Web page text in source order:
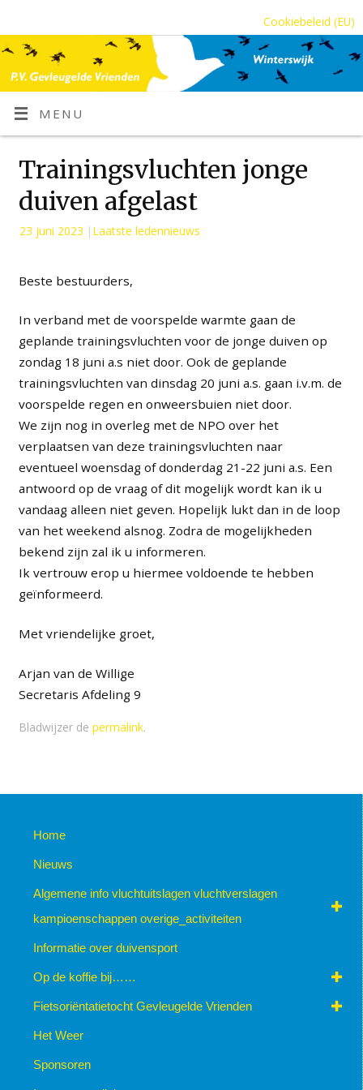
Cookiebeleid (EU)
MENU
Trainingsvluchten jonge
duiven afgelast
23 juni 2023 | Laatste ledennieuws
Beste bestuurders,
In verband met de voorspelde warmte gaan de
geplande trainingsvluchten voor de jonge duiven op
zondag 18 juni a.s niet door. Ook de geplande
trainingsvluchten van dinsdag 20 juni a.s. gaan i.v.m. de
voorspelde regen en onweersbuien niet door.
We zijn nog in overleg met de NPO over het
verplaatsen van deze trainingsvluchten naar
eventueel woensdag of donderdag 21-22 juni a.s. Een
antwoord op de vraag of dit mogelijk wordt kan ik u
vandaag alleen niet geven. Hopelijk lukt dan in de loop
van het weekend alsnog. Zodra de mogelijkheden
bekend zijn zal ik u informeren.
Ik vertrouw erop u hiermee voldoende te hebben
geïnformeerd.
Met vriendelijke groet,
Arjan van de Willige
Secretaris Afdeling 9
Bladwijzer de permalink.
Home
Nieuws
Algemene info vluchtuitslagen vluchtverslagen
kampioenschappen overige_activiteiten
Informatie over duivensport
Op de koffie bij……
Fietsoriëntatietocht Gevleugelde Vrienden
Het Weer
Sponsoren